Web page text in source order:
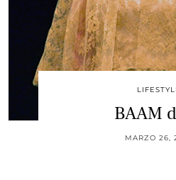
BAAM
MARZO 26,